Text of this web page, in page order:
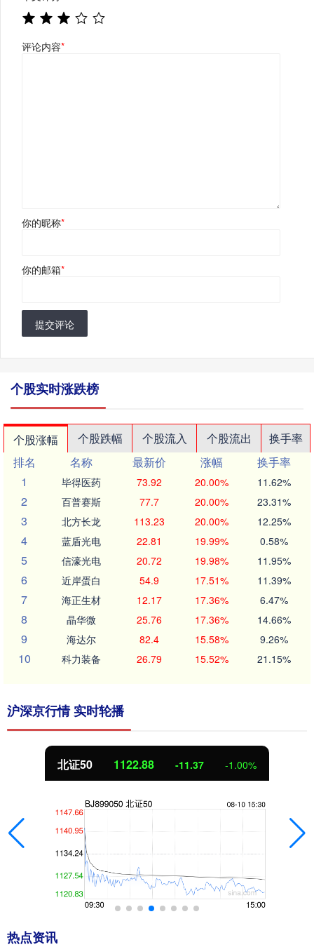
评论内容*
你的昵称*
你的邮箱*
提交评论
个股实时涨跌榜
个股涨幅 个股跌幅 个股流入 个股流出
换手率
排名
名称 最新价 涨幅
换手率
1
毕得医药 73.92 20.00% 11.62%
2 百普赛斯 77.7 20.00% 23.31%
3 北方长龙 113.23 20.00% 12.25%
4 蓝盾光电 22.81 19.99% 0.58%
5 信濠光电 20.72 19.98% 11.95%
6 近岸蛋白 54.9 17.51% 11.39%
7 海正生材 12.17 17.36% 6.47%
8 晶华微 25.76 17.36% 14.66%
9 海达尔 82.4 15.58% 9.26%
10 科力装备 26.79 15.52% 21.15%
沪深京行情 实时轮播
北证50 1122.88 -11.37 -1.00%
热点资讯